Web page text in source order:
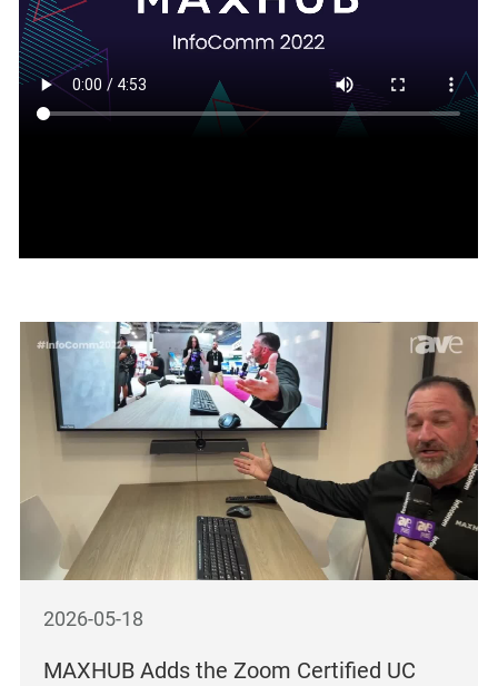
2026-05-18
MAXHUB Adds the Zoom Certified UC